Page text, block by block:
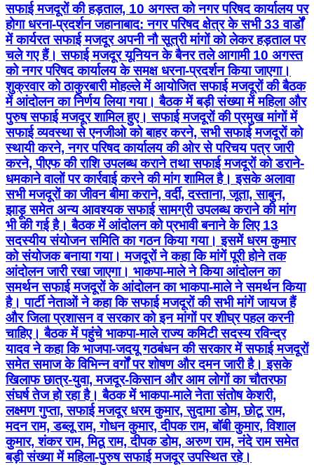
सफाई मजदूरों की हड़ताल, 10 अगस्त को नगर परिषद कार्यालय पर
होगा धरना-प्रदर्शन जहानाबाद: नगर परिषद क्षेत्र के सभी 33 वार्डों
में कार्यरत सफाई मजदूर अपनी नौ सूत्री मांगों को लेकर हड़ताल पर
चले गए हैं। सफाई मजदूर यूनियन के बैनर तले आगामी 10 अगस्त
को नगर परिषद कार्यालय के समक्ष धरना-प्रदर्शन किया जाएगा।
शुक्रवार को ठाकुरबारी मोहल्ले में आयोजित सफाई मजदूरों की बैठक
में आंदोलन का निर्णय लिया गया। बैठक में बड़ी संख्या में महिला और
पुरुष सफाई मजदूर शामिल हुए। सफाई मजदूरों की प्रमुख मांगों में
सफाई व्यवस्था से एनजीओ को बाहर करने, सभी सफाई मजदूरों को
स्थायी करने, नगर परिषद कार्यालय की ओर से परिचय पत्र जारी
करने, पीएफ की राशि उपलब्ध कराने तथा सफाई मजदूरों को डराने-
धमकाने वालों पर कार्रवाई करने की मांग शामिल है। इसके अलावा
सभी मजदूरों का जीवन बीमा कराने, वर्दी, दस्ताना, जूता, साबुन,
झाड़ू समेत अन्य आवश्यक सफाई सामग्री उपलब्ध कराने की मांग
भी की गई है। बैठक में आंदोलन को प्रभावी बनाने के लिए 13
सदस्यीय संयोजन समिति का गठन किया गया। इसमें धरम कुमार
को संयोजक बनाया गया। मजदूरों ने कहा कि मांगें पूरी होने तक
आंदोलन जारी रखा जाएगा। भाकपा-माले ने किया आंदोलन का
समर्थन सफाई मजदूरों के आंदोलन का भाकपा-माले ने समर्थन किया
है। पार्टी नेताओं ने कहा कि सफाई मजदूरों की सभी मांगें जायज हैं
और जिला प्रशासन व सरकार को इन मांगों पर शीघ्र पहल करनी
चाहिए। बैठक में पहुंचे भाकपा-माले राज्य कमिटी सदस्य रविन्द्र
यादव ने कहा कि भाजपा-जदयू गठबंधन की सरकार में सफाई मजदूरों
समेत समाज के विभिन्न वर्गों पर शोषण और दमन जारी है। इसके
खिलाफ छात्र-युवा, मजदूर-किसान और आम लोगों का चौतरफा
संघर्ष तेज हो रहा है। बैठक में भाकपा-माले नेता संतोष केशरी,
लक्ष्मण गुप्ता, सफाई मजदूर धरम कुमार, सुदामा डोम, छोटू राम,
मदन राम, डब्लू राम, गोधन कुमार, दीपक राम, बॉबी कुमार, विशाल
कुमार, शंकर राम, मिठू राम, दीपक डोम, अरुण राम, नंदे राम समेत
बड़ी संख्या में महिला-पुरुष सफाई मजदूर उपस्थित रहे।